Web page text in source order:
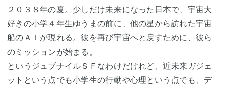
２０３８年の夏。少しだけ未来になった日本で、宇宙大
好きの小学４年生ゆうまの前に、他の星から訪れた宇宙
船のＡＩが現れる。彼を再び宇宙へと戻すために、彼ら
のミッションが始まる。
という ジュブナイル ＳＦなわけだけれど、近未来ガジェ
ットという点でも小学生の行動や心理という点でも、デ